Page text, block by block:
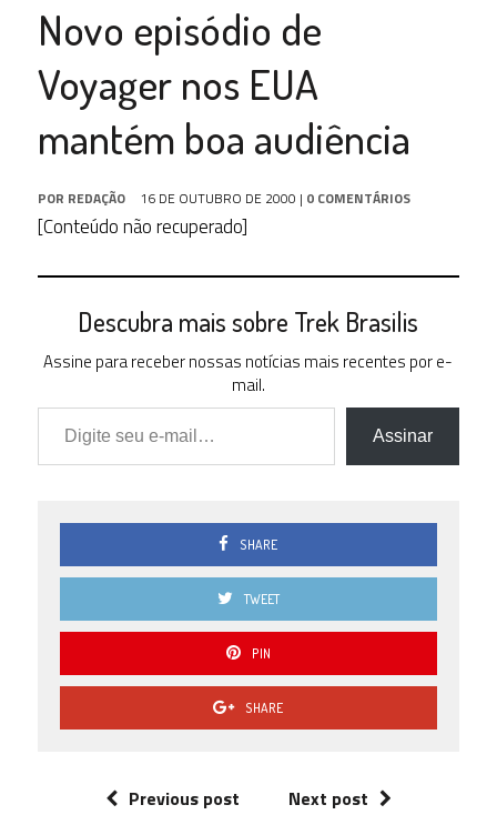
Novo episódio de
Voyager nos EUA
mantém boa audiência
POR REDAÇÃO 16 DE OUTUBRO DE 2000 | 0 COMENTÁRIOS
[Conteúdo não recuperado]
Descubra mais sobre Trek Brasilis
Assine para receber nossas notícias mais recentes por e-
mail.
Digite seu e-mail…
Assinar
SHARE
TWEET
PIN
SHARE
Previous post Next post